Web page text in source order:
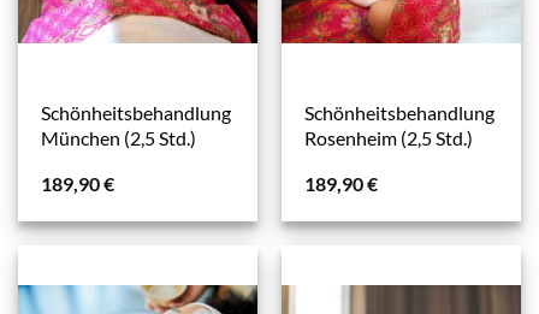
Schönheitsbehandlung
München (2,5 Std.)
189,90€
Schönheitsbehandlung
Rosenheim (2,5 Std.)
189,90€